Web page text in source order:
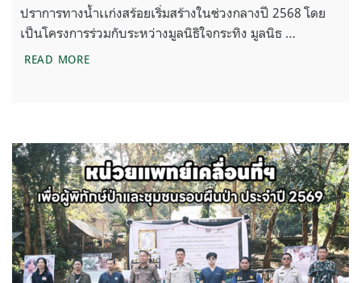
ปราการทางน้ำเเก่งสร้อยเริ่มสร้างในช่วงกลางปี 2568 โดย
เป็นโครงการร่วมกับระหว่างมูลนิธิใจกระทิง มูลนิธ …
READ MOREส่งปราการทางน้ำแก่งสร้อยกลับเข้าประจำจุด เพื่อพิ